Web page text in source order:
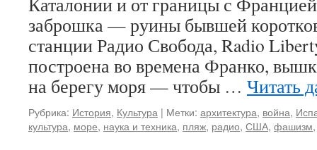
заброшка — руины бывшей
станции Радио Свобода, Radio
построена во времена Франко,
на берегу моря — чтобы … Читать
Рубрика: История, Культура | Метки: архитектура, война,
культура, море, наука и техника, пляж, радио, США, фашизм